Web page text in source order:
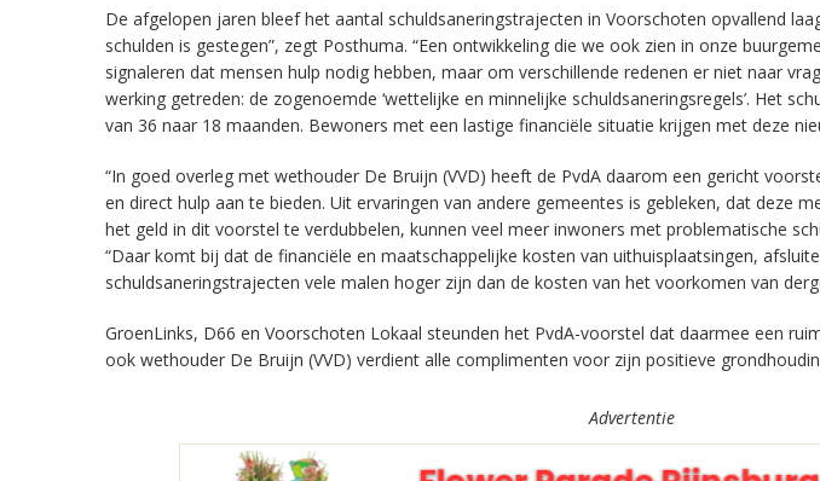
De afgelopen jaren bleef het aantal schuldsaneringstrajecten in Voorschoten opvallend
schulden is gestegen”, zegt Posthuma. “Een ontwikkeling die we ook zien in onze
signaleren dat mensen hulp nodig hebben, maar om verschillende redenen er niet naar
werking getreden: de zogenoemde ‘wettelijke en minnelijke schuldsaneringsregels’. Het
van 36 naar 18 maanden. Bewoners met een lastige financiële situatie krijgen met deze
“In goed overleg met wethouder De Bruijn (VVD) heeft de PvdA daarom een gericht
en direct hulp aan te bieden. Uit ervaringen van andere gemeentes is gebleken, dat deze
het geld in dit voorstel te verdubbelen, kunnen veel meer inwoners met problematische
“Daar komt bij dat de financiële en maatschappelijke kosten van uithuisplaatsingen,
schuldsaneringstrajecten vele malen hoger zijn dan de kosten van het voorkomen van
GroenLinks, D66 en Voorschoten Lokaal steunden het PvdA-voorstel dat daarmee een
ook wethouder De Bruijn (VVD) verdient alle complimenten voor zijn positieve
Advertentie